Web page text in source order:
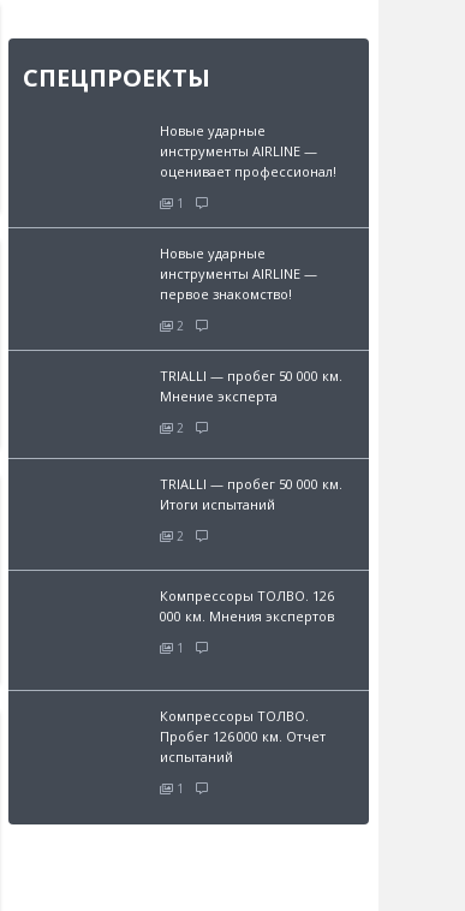
СПЕЦПРОЕКТЫ
Новые ударные
инструменты AIRLINE —
оценивает профессионал!
1
Новые ударные
инструменты AIRLINE —
первое знакомство!
2
TRIALLI — пробег 50 000 км.
Мнение эксперта
2
TRIALLI — пробег 50 000 км.
Итоги испытаний
2
Компрессоры ТОЛВО. 126
000 км. Мнения экспертов
1
Компрессоры ТОЛВО.
Пробег 126 000 км. Отчет
испытаний
1